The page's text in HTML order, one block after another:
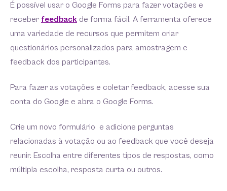
É possível usar o Google Forms para fazer votações e
receber feedback de forma fácil. A ferramenta oferece
uma variedade de recursos que permitem criar
questionários personalizados para amostragem e
feedback dos participantes.
Para fazer as votações e coletar feedback, acesse sua
conta do Google e abra o Google Forms.
Crie um novo formulário e adicione perguntas
relacionadas à votação ou ao feedback que você deseja
reunir. Escolha entre diferentes tipos de respostas, como
múltipla escolha, resposta curta ou outros.